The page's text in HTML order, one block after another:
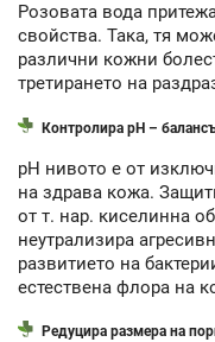
Розовата вода
свойства. Така, тя
различни кожни
третирането на
Контролира pH –
pH нивото е от
на здрава кожа.
от т. нар. киселинна
неутрализира
развитието на
естествена флора на
Редуцира размера на